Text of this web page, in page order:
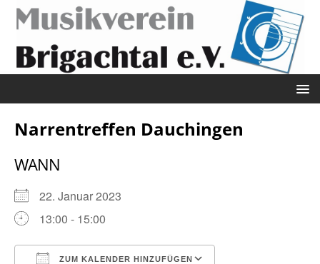
Narrentreffen Dauchingen
WANN
22. Januar 2023
13:00 - 15:00
ZUM KALENDER HINZUFÜGEN